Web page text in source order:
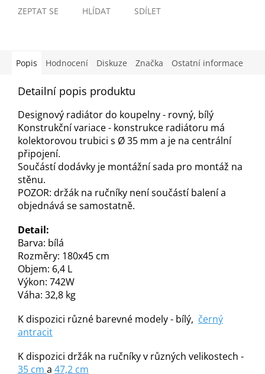
ZEPTAT SE HLÍDAT SDÍLET
Popis Hodnocení Diskuze Značka Ostatní informace
Detailní popis produktu
Designový radiátor do koupelny - rovný, bílý
Konstrukční variace - konstrukce radiátoru má
kolektorovou trubici s Ø35 mm a je na centrální
připojení.
Součástí dodávky je montážní sada pro montáž na
stěnu.
POZOR: držák na ručníky není součástí balení a
objednává se samostatně.
Detail:
Barva: bílá
Rozměry: 180x45 cm
Objem: 6,4 L
Výkon: 742W
Váha: 32,8 kg
K dispozici různé barevné modely - bílý, černý
antracit
K dispozici držák na ručníky v různých velikostech -
35 cm a 47,2 cm